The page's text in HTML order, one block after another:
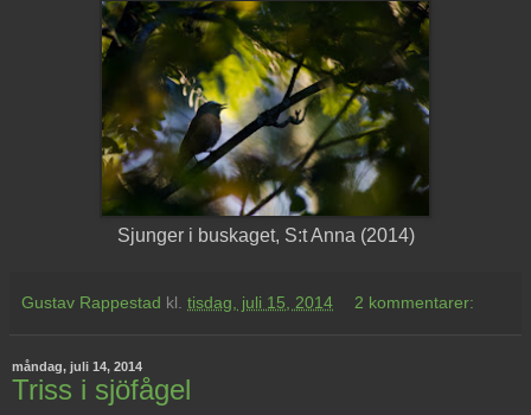
Sjunger i buskaget, S:t Anna (2014)
Gustav Rappestad kl. tisdag, juli 15, 2014 2 kommentarer:
måndag, juli 14, 2014
Triss i sjöfågel